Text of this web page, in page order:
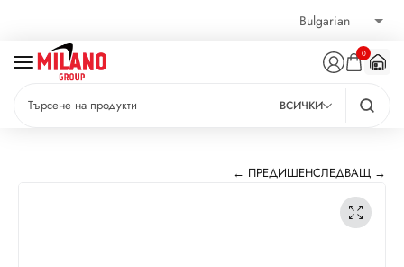
0
ВСИЧКИ
← ПРЕДИШЕНСЛЕДВАЩ →